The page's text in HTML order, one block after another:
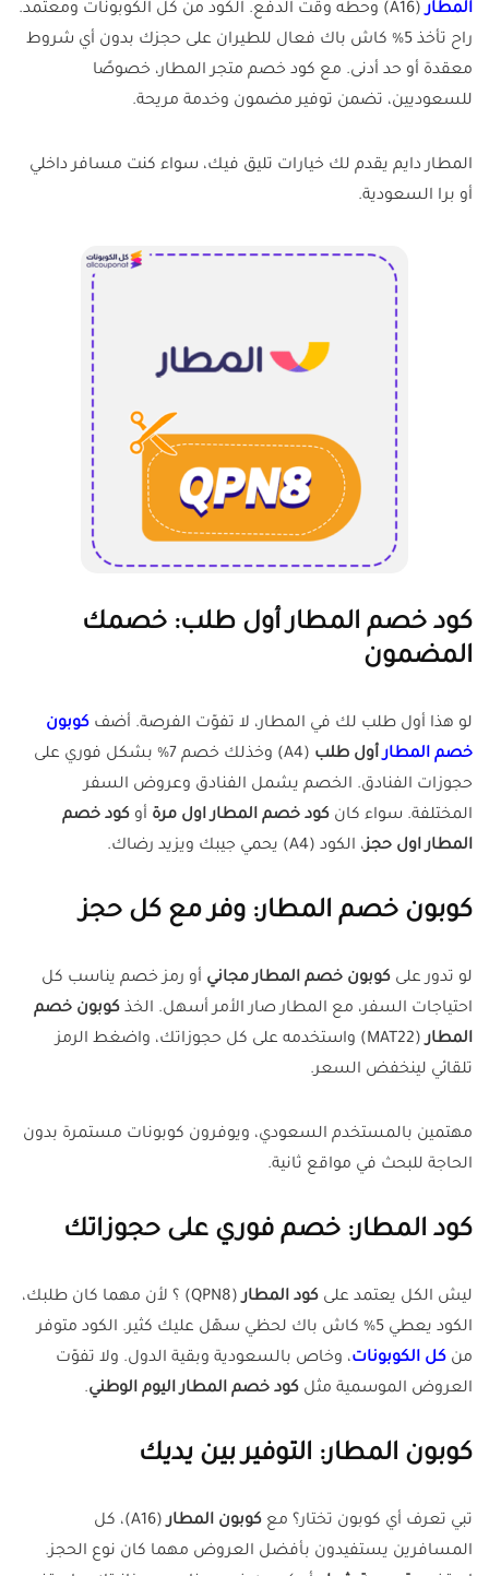
المطار
(A16) وحطه وقت الدفع. الكود من كل الكوبونات ومعتمد.
راح تأخذ 5% كاش باك فعال للطيران على حجزك بدون أي شروط
معقدة أو حد أدنى. مع كود خصم متجر المطار، خصوصًا
للسعوديين، تضمن توفير مضمون وخدمة مريحة.
المطار دايم يقدم لك خيارات تليق فيك، سواء كنت مسافر داخلي
أو برا السعودية.
كود خصم المطار أول طلب: خصمك
المضمون
لو هذا أول طلب لك في المطار، لا تفوّت الفرصة. أضف كوبون
خصم المطارأول طلب
(A4) وخذلك خصم 7% بشكل فوري على
حجوزات الفنادق. الخصم يشمل الفنادق وعروض السفر
المختلفة. سواء كان كود خصم المطار اول مرة أو كود خصم
المطار اول حجز، الكود (A4) يحمي جيبك ويزيد رضاك.
كوبون خصم المطار: وفر مع كل حجز
لو تدور على كوبون خصم المطار مجاني أو رمز خصم يناسب كل
احتياجات السفر، مع المطار صار الأمر أسهل. الخذ كوبون خصم
المطار
(MAT22) واستخدمه على كل حجوزاتك، واضغط الرمز
تلقائي لينخفض السعر.
مهتمين بالمستخدم السعودي، ويوفرون كوبونات مستمرة بدون
الحاجة للبحث في مواقع ثانية.
كود المطار: خصم فوري على حجوزاتك
ليش الكل يعتمد على كود المطار
(QPN8) ؟ لأن مهما كان طلبك،
الكود يعطي 5% كاش باك لحظي سهّل عليك كثير. الكود متوفر
من كل الكوبونات، وخاص بالسعودية وبقية الدول. ولا تفوّت
العروض الموسمية مثل كود خصم المطار اليوم الوطني.
كوبون المطار: التوفير بين يديك
تبي تعرف أي كوبون تختار؟ مع كوبون المطار
(A16)، كل
المسافرين يستفيدون بأفضل العروض مهما كان نوع الحجز.